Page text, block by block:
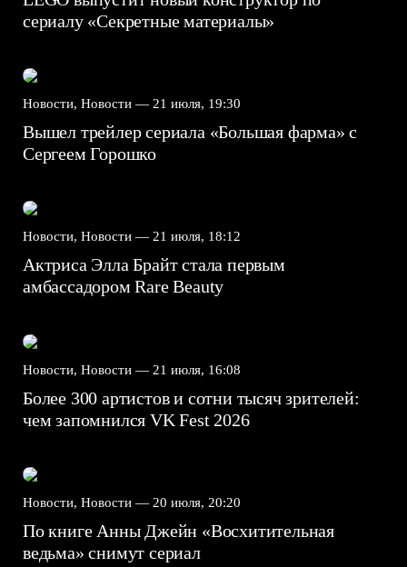
сериалу «Секретные материалы»
Новости, Новости — 21 июля, 19:30
Вышел трейлер сериала «Большая фарма» с
Сергеем Горошко
Новости, Новости — 21 июля, 18:12
Актриса Элла Брайт стала первым
амбассадором Rare Beauty
Новости, Новости — 21 июля, 16:08
Более 300 артистов и сотни тысяч зрителей:
чем запомнился VK Fest 2026
Новости, Новости — 20 июля, 20:20
По книге Анны Джейн «Восхитительная
ведьма» снимут сериал